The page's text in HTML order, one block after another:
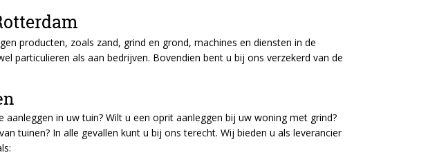
producten, zoals zand, grind en grond, machines en diensten in de
particulieren als aan bedrijven. Bovendien bent u bij ons verzekerd van de
in uw tuin? Wilt u een oprit aanleggen bij uw woning met grind?
tuinen? In alle gevallen kunt u bij ons terecht. Wij bieden u als leverancier